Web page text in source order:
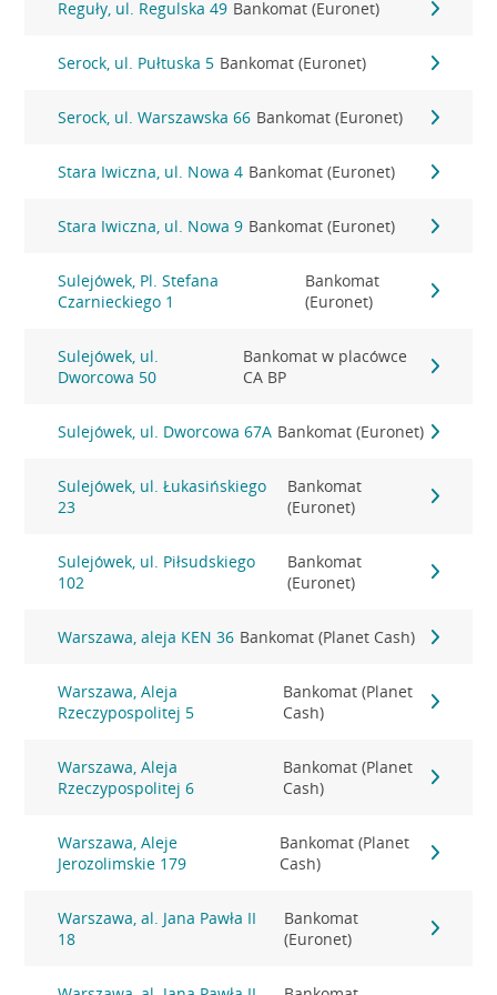
Reguły, ul. Regulska 49 Bankomat (Euronet)
Serock, ul. Pułtuska 5 Bankomat (Euronet)
Serock, ul. Warszawska 66 Bankomat (Euronet)
Stara Iwiczna, ul. Nowa 4 Bankomat (Euronet)
Stara Iwiczna, ul. Nowa 9 Bankomat (Euronet)
Sulejówek, Pl. Stefana
Czarnieckiego 1
Bankomat
(Euronet)
Sulejówek, ul.
Dworcowa 50
Bankomat w placówce
CA BP
Sulejówek, ul. Dworcowa 67A Bankomat (Euronet)
Sulejówek, ul. Łukasińskiego
23
Bankomat
(Euronet)
Sulejówek, ul. Piłsudskiego
102
Bankomat
(Euronet)
Warszawa, aleja KEN 36 Bankomat (Planet Cash)
Warszawa, Aleja
Rzeczypospolitej 5
Bankomat (Planet
Cash)
Warszawa, Aleja
Rzeczypospolitej 6
Bankomat (Planet
Cash)
Warszawa, Aleje
Jerozolimskie 179
Bankomat (Planet
Cash)
Warszawa, al. Jana Pawła II
18
Bankomat
(Euronet)